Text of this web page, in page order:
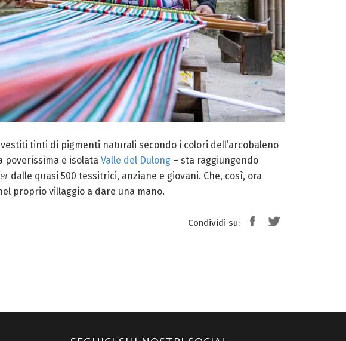
tinti di pigmenti naturali secondo i colori dell’arcobaleno
poverissima e isolata Valle del Dulong – sta raggiungendo
dalle quasi 500 tessitrici, anziane e giovani. Che, così, ora
proprio villaggio a dare una mano.
Condividi su: